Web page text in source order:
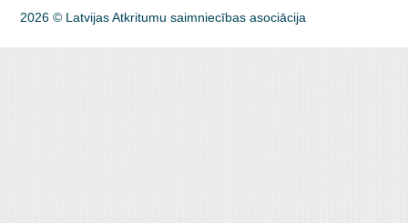
2026 © Latvijas Atkritumu saimniecības asociācija